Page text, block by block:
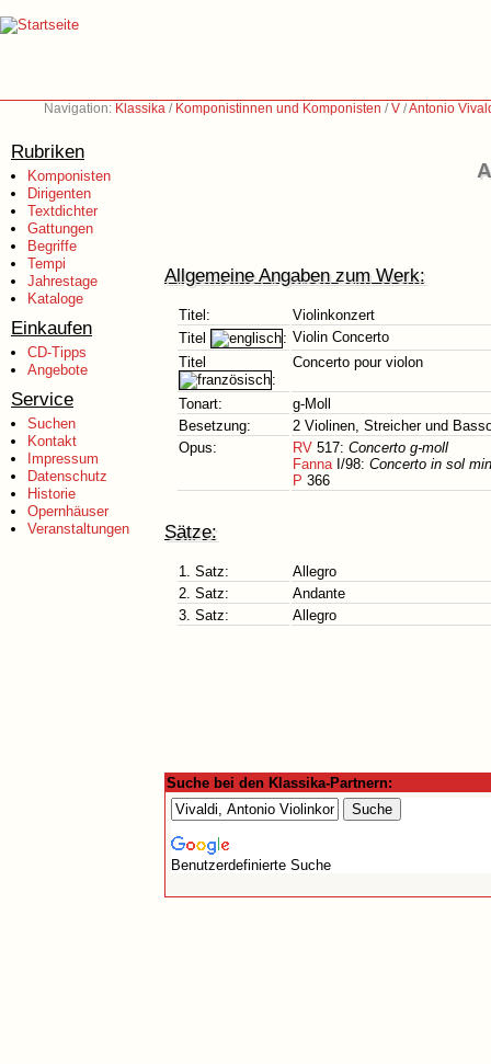
Navigation: Klassika / Komponistinnen und Komponisten /V /Antonio
Rubriken
Komponisten
Dirigenten
Textdichter
Gattungen
Begriffe
Tempi
Jahrestage
Kataloge
Einkaufen
CD-Tipps
Angebote
Service
Suchen
Kontakt
Impressum
Datenschutz
Historie
Opernhäuser
Veranstaltungen
Allgemeine Angaben zum Werk:
Titel:
Violinkonzert
Titel
: Violin Concerto
Titel
:
Concerto pour violon
Tonart:
g-Moll
Besetzung:
2 Violinen, Streicher und
Opus:
RV 517: Concerto g-moll
FannaI/98: Concerto in sol
P 366
Sätze:
1. Satz:
Allegro
2. Satz:
Andante
3. Satz:
Allegro
Suche bei den Klassika-Partnern:
Benutzerdefinierte Suche